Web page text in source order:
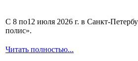
С 8 по12 июля 2026 г. в Санкт-
полис».
Читать полностью...